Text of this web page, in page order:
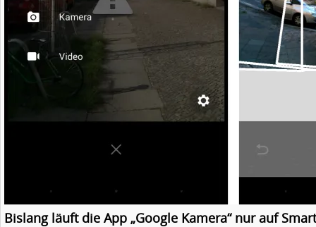
Bislang läuft die App „Google Kamera“ nur auf